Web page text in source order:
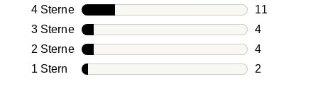
34
4 SterneSterne
11
11
3 SterneSterne
4
4
2 SterneSterne
4
4
1 Stern Sterne
2